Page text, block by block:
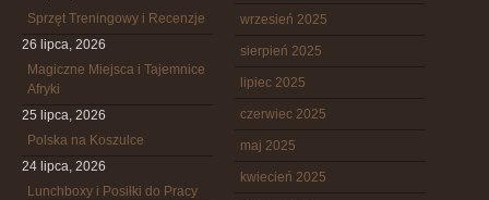
Sprzęt Treningowy i Recenzje
26 lipca, 2026
Magiczne Miejsca i Tajemnice
Afryki
25 lipca, 2026
Polska na Koszulce
24 lipca, 2026
Lunchboxy i Posiłki do Pracy
wrzesień 2025
sierpień 2025
lipiec 2025
czerwiec 2025
maj 2025
kwiecień 2025